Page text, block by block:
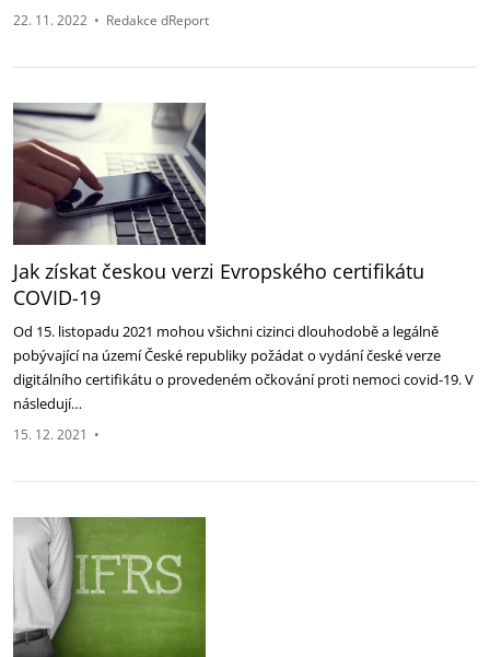
22. 11. 2022 • Redakce dReport
Jak získat českou verzi Evropského certifikátu
COVID-19
Od 15. listopadu 2021 mohou všichni cizinci dlouhodobě a legálně
pobývající na území České republiky požádat o vydání české verze
digitálního certifikátu o provedeném očkování proti nemoci covid-19. V
následují…
15. 12. 2021 •